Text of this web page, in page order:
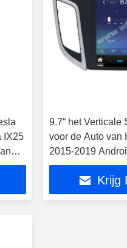
IX25
9.7“ het Verticale
voor de Auto van
2015-2019
verschillende
Krijg